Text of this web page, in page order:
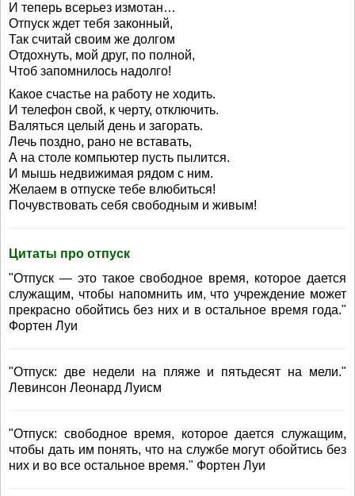
И теперь всерьез измотан…
Отпуск ждет тебя законный,
Так считай своим же долгом
Отдохнуть, мой друг, по полной,
Чтоб запомнилось надолго!
Какое счастье на работу не ходить.
И телефон свой, к черту, отключить.
Валяться целый день и загорать.
Лечь поздно, рано не вставать,
А на столе компьютер пусть пылится.
И мышь недвижимая рядом с ним.
Желаем в отпуске тебе влюбиться!
Почувствовать себя свободным и живым!
Цитаты про отпуск
"Отпуск — это такое свободное время, которое дается
служащим, чтобы напомнить им, что учреждение может
прекрасно обойтись без них и в остальное время года."
Фортен Луи
"Отпуск: две недели на пляже и пятьдесят на мели."
Левинсон Леонард Луисм
"Отпуск: свободное время, которое дается служащим,
чтобы дать им понять, что на службе могут обойтись без
них и во все остальное время." Фортен Луи